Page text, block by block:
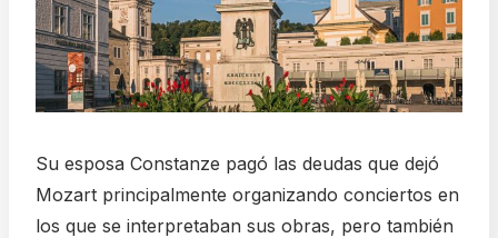
Su esposa Constanze pagó las deudas que dejó
Mozart principalmente organizando conciertos en
los que se interpretaban sus obras, pero también